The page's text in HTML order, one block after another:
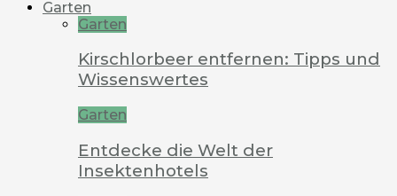
Garten
Garten
Kirschlorbeer entfernen: Tipps und
Wissenswertes
Garten
Entdecke die Welt der
Insektenhotels